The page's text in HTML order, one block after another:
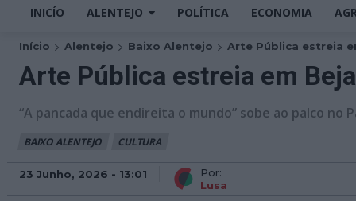
INICÍO ALENTEJO POLÍTICA ECONOMIA
Início Alentejo Baixo Alentejo Arte Pública estreia
Arte Pública estreia em
“A pancada que endireita o mundo” sobe ao palco
BAIXO ALENTEJO CULTURA
23 Junho, 2026 - 13:01
Por:
Lusa